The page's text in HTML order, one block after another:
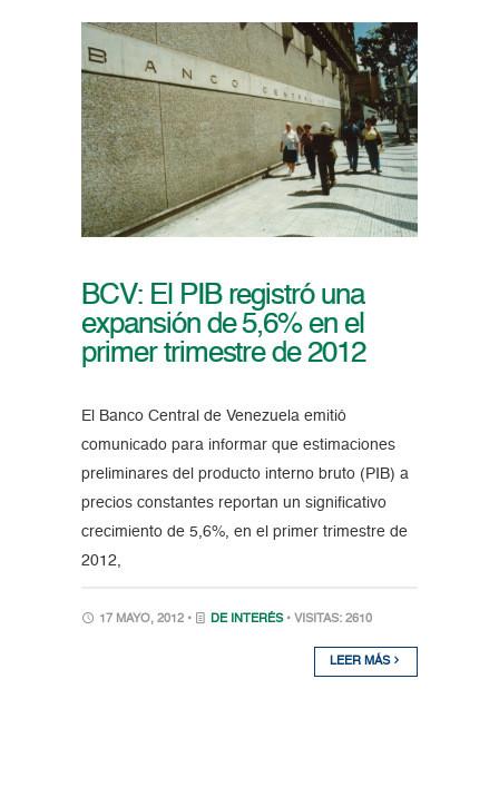
BCV: El PIB registró una
expansión de 5,6% en el
primer trimestre de 2012
El Banco Central de Venezuela emitió
comunicado para informar que estimaciones
preliminares del producto interno bruto (PIB) a
precios constantes reportan un significativo
crecimiento de 5,6%, en el primer trimestre de
2012,
17 MAYO, 2012 • DE INTERÉS • VISITAS: 2610
LEER MÁS